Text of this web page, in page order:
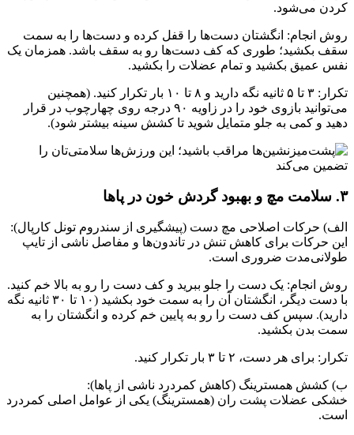
کردن می‌شود.
روش انجام: انگشتان دست‌ها را قفل کرده و دست‌ها را به سمت
سقف بکشید؛ طوری که کف دست‌ها رو به سقف باشد. همزمان یک
نفس عمیق بکشید و تمام عضلات را بکشید.
تکرار: ۳ تا ۵ ثانیه نگه دارید و ۸ تا ۱۰ بار تکرار کنید. (همچنین
می‌توانید بازوی خود را در زاویه ۹۰ درجه روی چهارچوب در قرار
دهید و کمی به جلو متمایل شوید تا کشش سینه بیشتر شود).
۳. سلامت مچ و بهبود گردش خون در پاها
الف) حرکات اصلاحی مچ دست (پیشگیری از سندروم تونل کارپال):
این حرکات برای کاهش تنش در تاندون‌ها و مفاصل ناشی از تایپ
طولانی‌مدت ضروری است.
روش انجام: یک دست را جلو ببرید و کف دست را رو به بالا خم کنید.
با دست دیگر، انگشتان آن را به سمت خود بکشید (۱۰ تا ۳۰ ثانیه نگه
دارید). سپس کف دست را رو به پایین خم کرده و انگشتان را به
سمت بدن بکشید.
تکرار: برای هر دست، ۲ تا ۳ بار تکرار کنید.
ب) کشش همسترینگ (کاهش کمردرد ناشی از پاها):
خشکی عضلات پشت ران (همسترینگ) یکی از عوامل اصلی کمردرد
است.